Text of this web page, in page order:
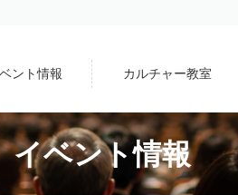
ント情報 カルチャー教室
イベント情報